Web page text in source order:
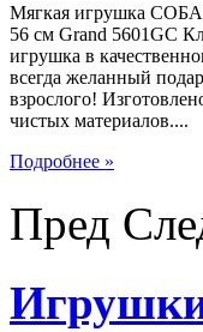
Мягкая игрушка
56 см Grand 5601GC
игрушка в
всегда желанный
взрослого!
чистых материалов....
Подробнее »
Пред